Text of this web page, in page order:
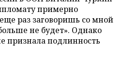
примерно
раз заговоришь со мной
не будет». Однако
признала подлинность